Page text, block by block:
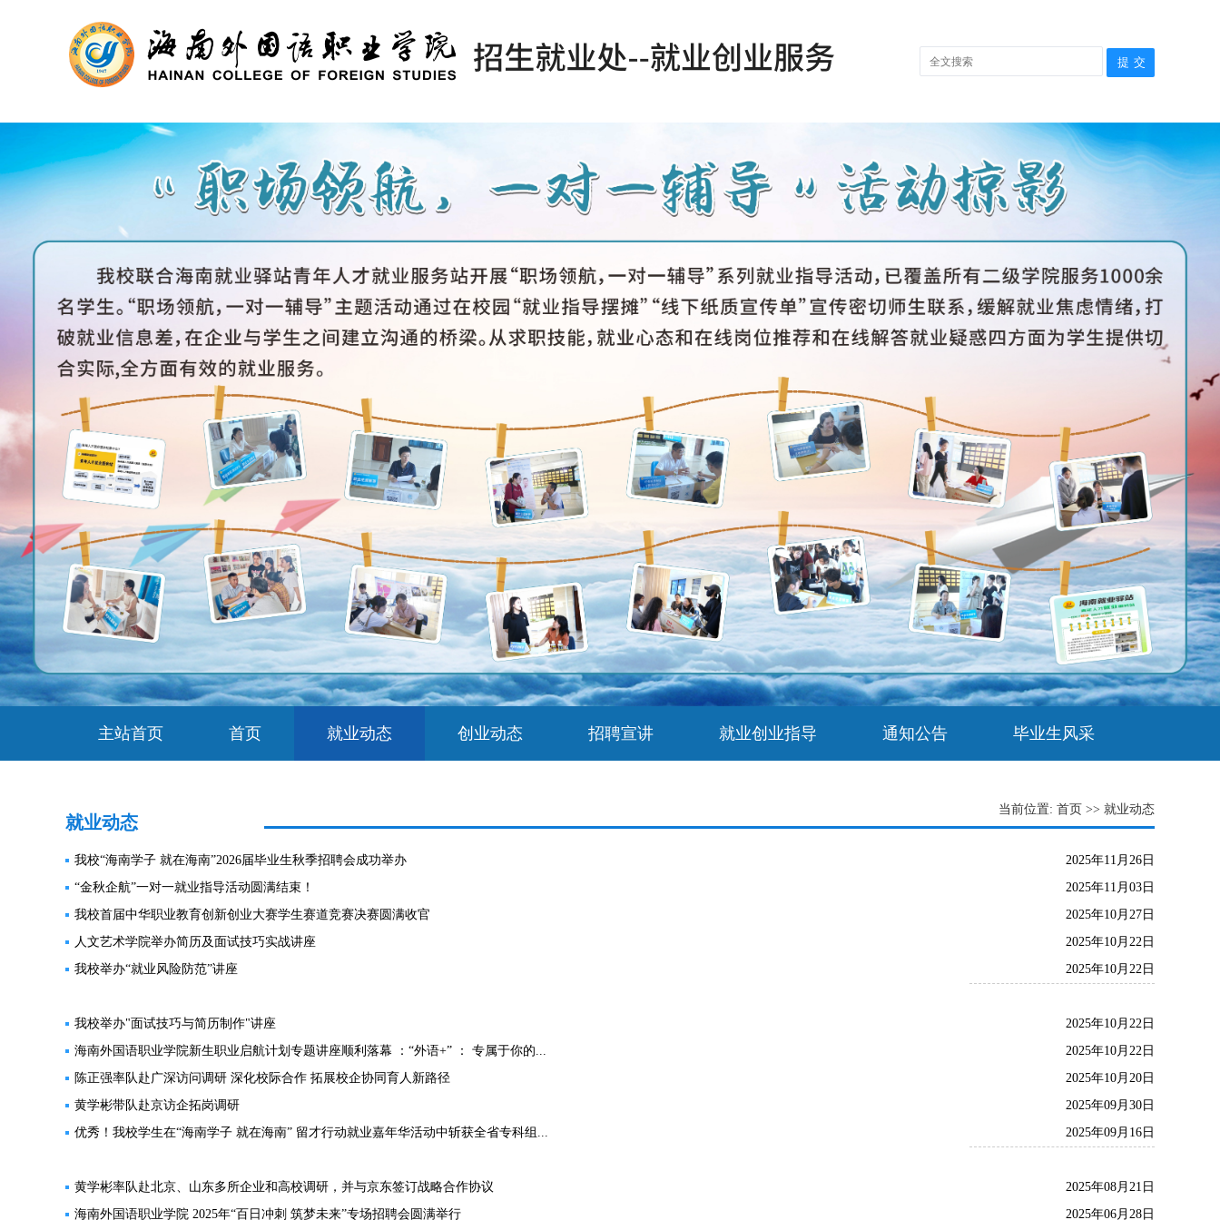
主站首页 首页 就业动态 创业动态 招聘宣讲 就业创业指导 通知公告 毕业生风采
就业动态
当前位置: 首页 >> 就业动态
我校“海南学子 就在海南”2026届毕业生秋季招聘会成功举办
2025年11月26日
“金秋企航”一对一就业指导活动圆满结束！
2025年11月03日
我校首届中华职业教育创新创业大赛学生赛道竞赛决赛圆满收官
2025年10月27日
人文艺术学院举办简历及面试技巧实战讲座
2025年10月22日
我校举办“就业风险防范”讲座
2025年10月22日
我校举办"面试技巧与简历制作"讲座
2025年10月22日
海南外国语职业学院新生职业启航计划专题讲座顺利落幕 ：“外语+” ： 专属于你的...
2025年10月22日
陈正强率队赴广深访问调研 深化校际合作 拓展校企协同育人新路径
2025年10月20日
黄学彬带队赴京访企拓岗调研
2025年09月30日
优秀！我校学生在“海南学子 就在海南” 留才行动就业嘉年华活动中斩获全省专科组...
2025年09月16日
黄学彬率队赴北京、山东多所企业和高校调研，并与京东签订战略合作协议
2025年08月21日
海南外国语职业学院 2025年“百日冲刺 筑梦未来”专场招聘会圆满举行
2025年06月28日